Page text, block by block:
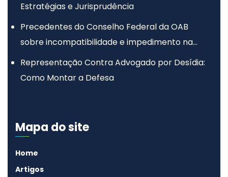
Estratégias e Jurisprudência
Precedentes do Conselho Federal da OAB
sobre incompatibilidade e impedimento na
advocacia
Representação Contra Advogado por Desídia:
Como Montar a Defesa
Mapa do site
Home
Artigos